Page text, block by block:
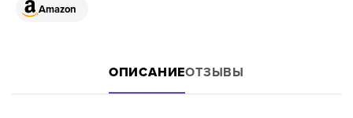
Amazon
ОПИСАНИЕОТЗЫВЫ